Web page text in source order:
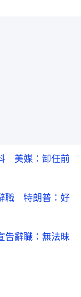
美媒：卸任前
職 特朗普：好
告辭職：無法昧